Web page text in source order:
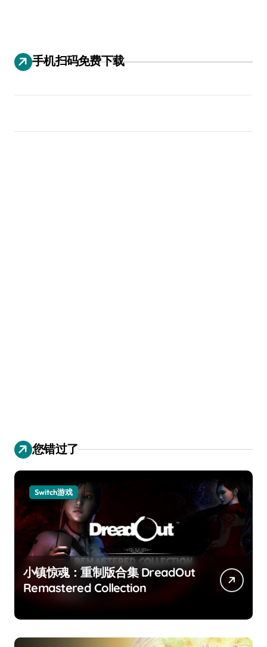
手机扫码免费下载
您错过了
Switch游戏
小镇惊魂：重制版合集 DreadOut
Remastered Collection